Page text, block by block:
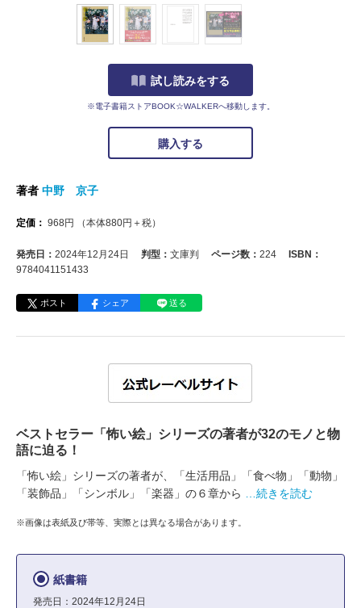
試し読みをする
※電子書籍ストアBOOK☆WALKERへ移動します。
購入する
著者 中野 京子
定価： 968円 （本体880円＋税）
発売日： 2024年12月24日 判型： 文庫判 ページ数： 224
ISBN：
9784041151433
ポスト シェア 送る
ベストセラー「怖い絵」シリーズの著者が32のモノと物
語に迫る！
「怖い絵」シリーズの著者が、「生活用品」「食べ物」「動物」
「装飾品」「シンボル」「楽器」の６章から
…続きを読む
※画像は表紙及び帯等、実際とは異なる場合があります。
紙書籍
発売日：2024年12月24日